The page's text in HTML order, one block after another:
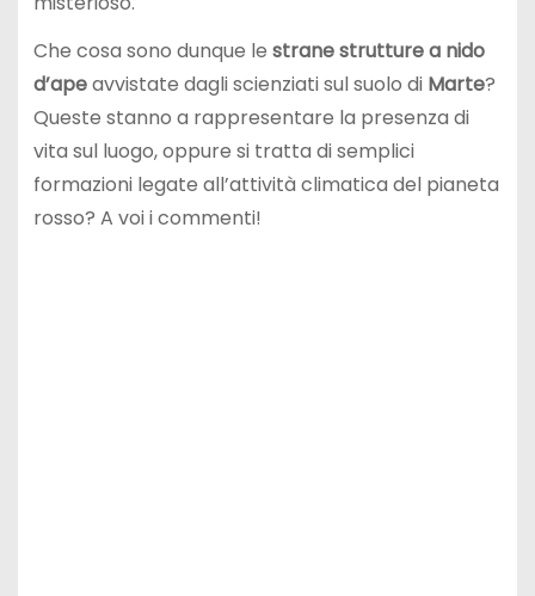
Che cosa sono dunque le strane strutture a nido
d’apeavvistate dagli scienziati sul suolo di Marte?
Queste stanno a rappresentare la presenza di
vita sul luogo, oppure si tratta di semplici
formazioni legate all’attività climatica del pianeta
rosso? A voi i commenti!